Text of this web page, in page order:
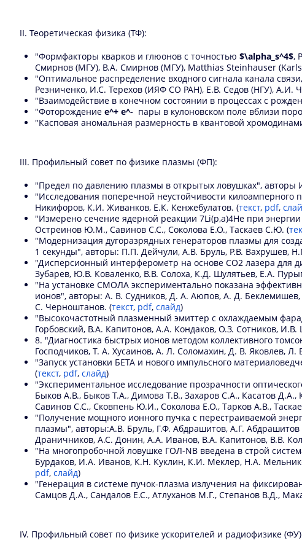
II. Теоретическая физика (ТФ):
"Формфакторы кварков и глюонов с точностью $\alpha_s^4$,
Смирнов (МГУ), В.А. Смирнов (МГУ), Matthias Steinhauser
"Оптимальное распределение входного сигнала канала
Резниченко, И.С. Терехов (ИЯФ СО РАН), Е.В. Седов (НГУ), А.И.
"Взаимодействие в конечном состоянии в процессах с
"Фоторождение e^+ e^- пары в кулоновском поле вблизи
"Касповая аномальная размерность в квантовой
III. Профильный совет по физике плазмы (ФП):
"Предел по давлению плазмы в открытых ловушках", авторы
"Исследования поперечной неустойчивости
Никифоров, К.И. Живанков, Е.К. Кенжебулатов. (текст, pdf,
"Измерено сечение ядерной реакции 7Li(p,a)4He при
Остреинов Ю.М., Савинов С.С., Соколова Е.О., Таскаев С.Ю. (
"Модернизация дугоразрядных генераторов плазмы для
1 секунды", авторы: П.П. Дейчули, А.В. Бруль, Р.В. Вахрушев,
"Дисперсионный интерферометр на основе СО2 лазера для
Зубарев, Ю.В. Коваленко, В.В. Солоха, К.Д. Шулятьев, Е.А.
"На установке СМОЛА экспериментально показана
ионов", авторы: А. В. Судников, Д. А. Аюпов, А. Д.
С. Черноштанов. (текст, pdf, слайд)
"Высокочастотный плазменный эмиттер с охлаждаемым
Горбовский, В.А. Капитонов, А.А. Кондаков, О.З. Сотников,
8. "Диагностика быстрых ионов методом коллективного
Господчиков, Т. А. Хусаинов, А. Л. Соломахин, Д. В. Яковлев, Л.
"Запуск установки БЕТА и нового импульсного
(текст, pdf, слайд)
"Экспериментальное исследование прозрачности
Быков А.В., Быков Т.А., Димова Т.В., Захаров С.А., Касатов
Савинов С.С., Сковпень Ю.И., Соколова Е.О., Тарков А.В.,
"Получение мощного ионного пучка с перестраиваемой
плазмы", авторы:А.В. Бруль, Г.Ф. Абдрашитов, А.Г.
Драничников, А.С. Донин, А.А. Иванов, В.А. Капитонов, В.В.
"На многопробочной ловушке ГОЛ-NB введена в строй
Бурдаков, И.А. Иванов, К.Н. Куклин, К.И. Меклер, Н.А.
pdf, слайд)
"Генерация в системе пучок-плазма излучения на
Самцов Д.А., Сандалов Е.С., Атлуханов М.Г., Степанов В.Д.,
IV. Профильный совет по физике ускорителей и радиофизике